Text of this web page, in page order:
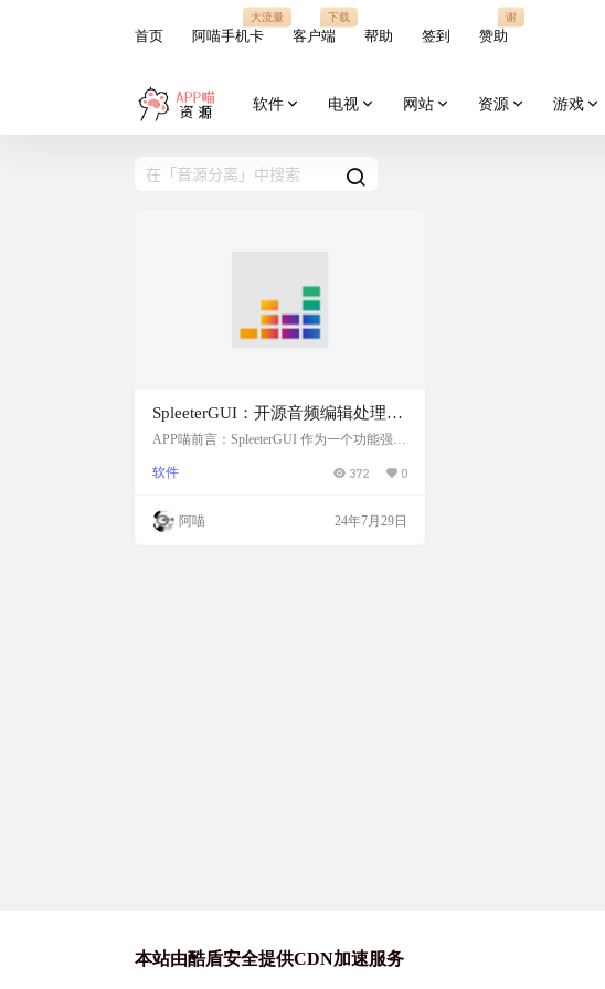
首页 阿喵手机卡
大流量
客户端
下载
帮助 签到 赞助
谢
软件 电视 网站 资源 游戏
SpleeterGUI：开源音频编辑处理，
音源分离工具
APP喵前言：SpleeterGUI 作为一个功能强大
供了极大的便利，无论是专业音乐制作人还
辑的无限可能。 工具简介 SpleeterGUI 是一
个开源的音频处理工具，它能够将歌曲或音
软件 372 0
阿喵 24年7月29日
本站由酷盾安全提供CDN加速服务